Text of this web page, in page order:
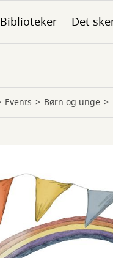
Biblioteker Det
Events Børn og unge